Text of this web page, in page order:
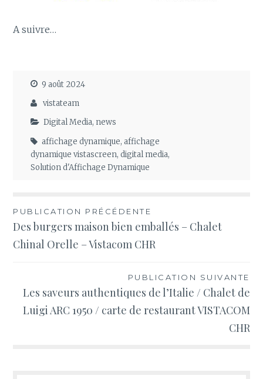
A suivre…
9 août 2024
vistateam
Digital Media, news
affichage dynamique,affichage
dynamique vistascreen,digital media,
Solution d'Affichage Dynamique
Navigation
de
PUBLICATION PRÉCÉDENTE
Des burgers maison bien emballés – Chalet
Chinal Orelle – Vistacom CHR
PUBLICATION SUIVANTE
Les saveurs authentiques de l’Italie / Chalet de
Luigi ARC 1950 / carte de restaurant VISTACOM
CHR